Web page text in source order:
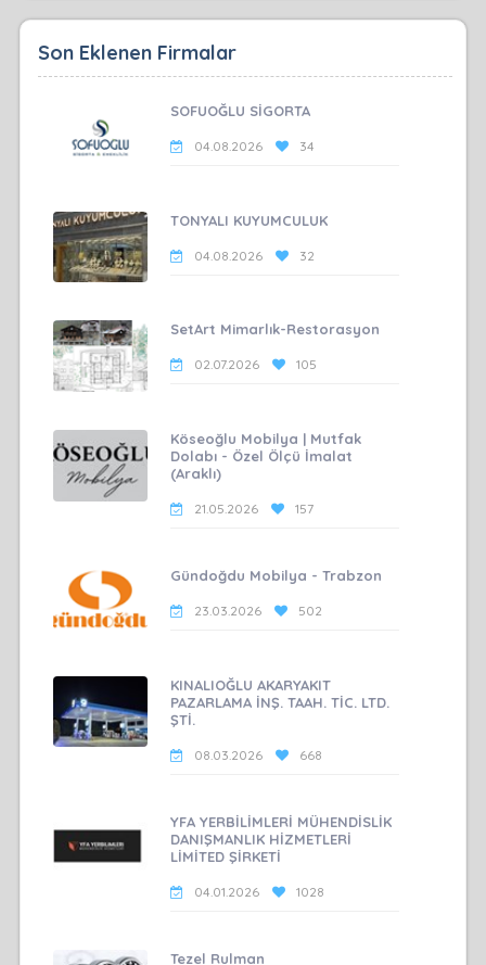
Son Eklenen Firmalar
SOFUOĞLU SİGORTA
04.08.2026 34
TONYALI KUYUMCULUK
04.08.2026 32
SetArt Mimarlık-Restorasyon
02.07.2026 105
Köseoğlu Mobilya | Mutfak
Dolabı - Özel Ölçü İmalat
(Araklı)
21.05.2026 157
Gündoğdu Mobilya - Trabzon
23.03.2026 502
KINALIOĞLU AKARYAKIT
PAZARLAMA İNŞ. TAAH. TİC. LTD.
ŞTİ.
08.03.2026 668
YFA YERBİLİMLERİ MÜHENDİSLİK
DANIŞMANLIK HİZMETLERİ
LİMİTED ŞİRKETİ
04.01.2026 1028
Tezel Rulman